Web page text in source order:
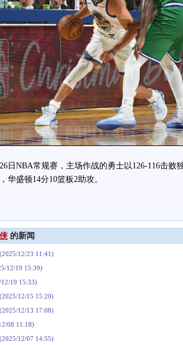
NBA常规赛，主场作战的勇士以126-116击败
华盛顿14分10篮板2助攻。
的新闻
(2025/12/23 11:41)
12/19 15:39)
19 15:33)
(2025/12/15 15:20)
(2025/12/13 17:08)
08 11:18)
(2025/12/07 14:55)